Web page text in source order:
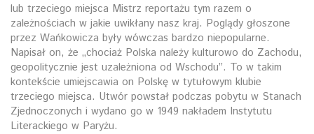
lub trzeciego miejsca Mistrz reportażu tym razem o
zależnościach w jakie uwikłany nasz kraj. Poglądy głoszone
przez Wańkowicza były wówczas bardzo niepopularne.
Napisał on, że „chociaż Polska należy kulturowo do Zachodu,
geopolitycznie jest uzależniona od Wschodu”. To w takim
kontekście umiejscawia on Polskę w tytułowym klubie
trzeciego miejsca. Utwór powstał podczas pobytu w Stanach
Zjednoczonych i wydano go w 1949 nakładem Instytutu
Literackiego w Paryżu.